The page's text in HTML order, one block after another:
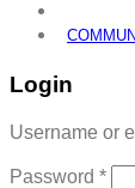
Login
Username or
Password *